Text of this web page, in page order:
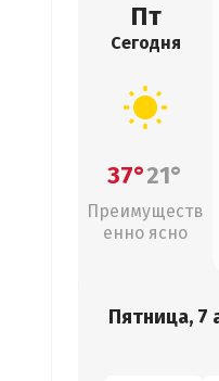
Пт
Сегодня
37°21°
Преимуществ
енно ясно
Пятница, 7